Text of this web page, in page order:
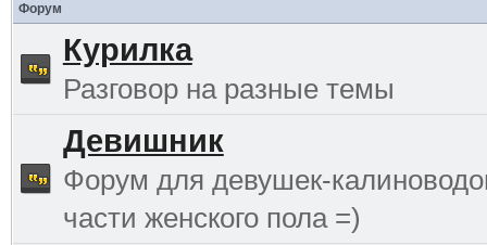
Форум
Курилка
Разговор на разные темы
Девишник
Форум для девушек-
части женского пола =)